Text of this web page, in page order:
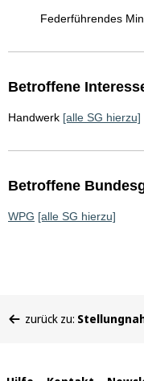
Federführendes
Betroffene
Handwerk [alle SG hierzu]
Betroffene
WPG [alle SG hierzu]
befinden
zurück zu: